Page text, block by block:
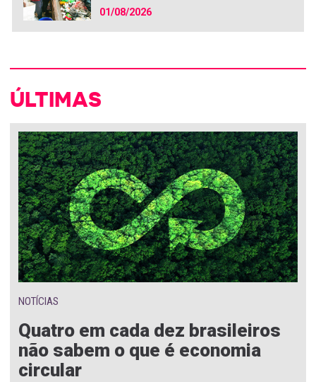
01/08/2026
ÚLTIMAS
NOTÍCIAS
Quatro em cada dez brasileiros
não sabem o que é economia
circular